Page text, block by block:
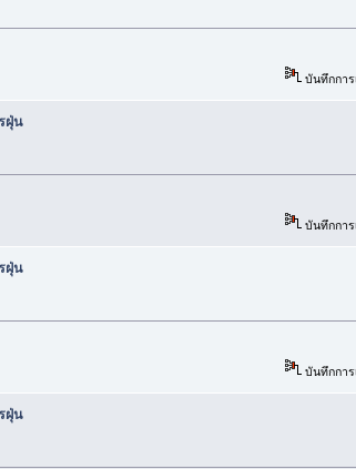
บันทึกการ
ฝุ่น
บันทึกการ
ฝุ่น
บันทึกการ
ฝุ่น